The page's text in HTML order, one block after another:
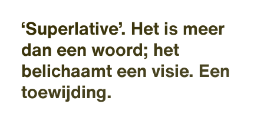
‘Superlative’. Het is meer
dan een woord; het
belichaamt een visie. Een
toewijding.